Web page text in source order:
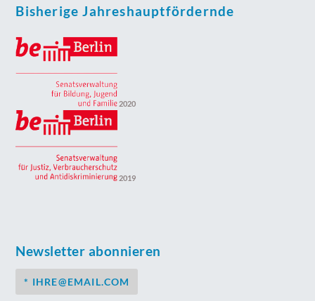
Bisherige Jahreshauptfördernde
2020
2019
Newsletter abonnieren